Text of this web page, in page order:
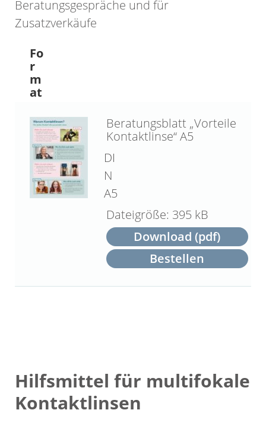
Beratungsgespräche und für
Zusatzverkäufe
Fo
r
m
at
Beratungsblatt „Vorteile
Kontaktlinse“ A5
DI
N
A5
395 kB
Download (pdf)
Bestellen
Hilfsmittel für multifokale
Kontaktlinsen